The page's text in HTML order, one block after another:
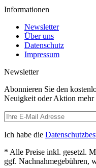
Informationen
Newsletter
Über uns
Datenschutz
Impressum
Newsletter
Abonnieren Sie den
Neuigkeit oder Aktion
Ich habe die
* Alle Preise inkl. gesetzl.
ggf. Nachnahmegebühren,